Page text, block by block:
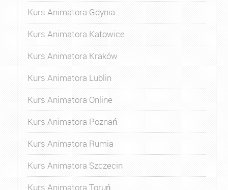
Kurs Animatora Gdynia
Kurs Animatora Katowice
Kurs Animatora Kraków
Kurs Animatora Lublin
Kurs Animatora Online
Kurs Animatora Poznań
Kurs Animatora Rumia
Kurs Animatora Szczecin
Kurs Animatora Toruń